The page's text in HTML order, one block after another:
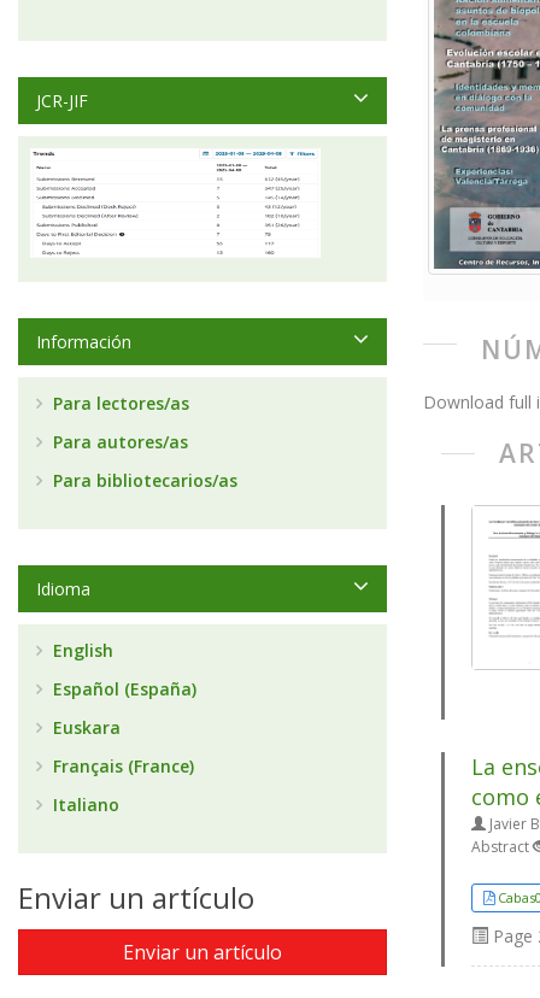
Download full
La
como
Javier
Abstract
Page
JCR-JIF
Información
Para lectores/as
Para autores/as
Para bibliotecarios/as
Idioma
English
Español (España)
Euskara
Français (France)
Italiano
Enviar un artículo
Enviar un artículo